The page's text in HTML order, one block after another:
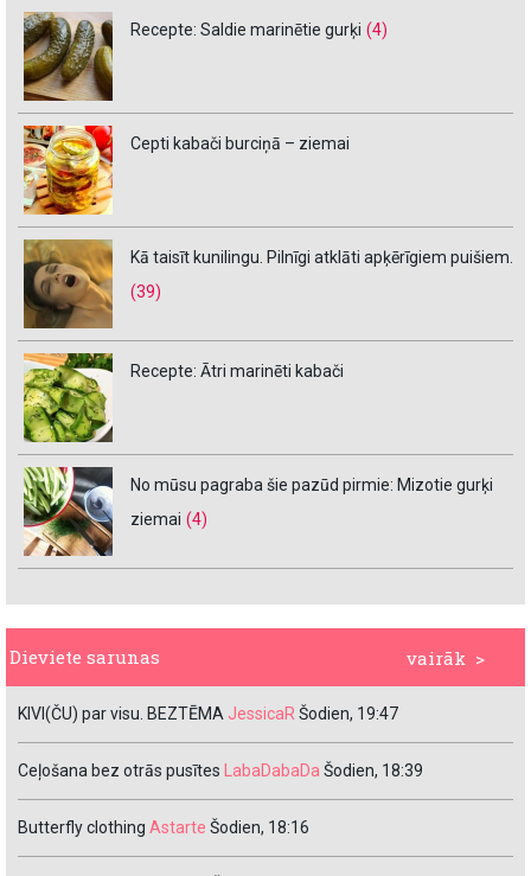
Recepte: Saldie marinētie gurķi (4)
Cepti kabači burciņā – ziemai
Kā taisīt kunilingu. Pilnīgi atklāti apķērīgiem puišiem.
(39)
Recepte: Ātri marinēti kabači
No mūsu pagraba šie pazūd pirmie: Mizotie gurķi
ziemai (4)
vairāk >
Dieviete sarunas
KIVI(ČU) par visu. BEZTĒMA JessicaRŠodien, 19:47
Ceļošana bez otrās pusītes LabaDabaDa Šodien, 18:39
Butterfly clothing Astarte Šodien, 18:16